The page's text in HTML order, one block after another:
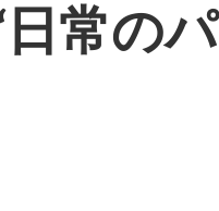
常のパ